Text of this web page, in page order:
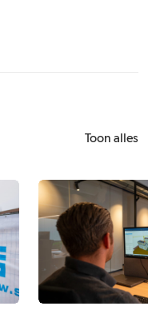
Toon alles